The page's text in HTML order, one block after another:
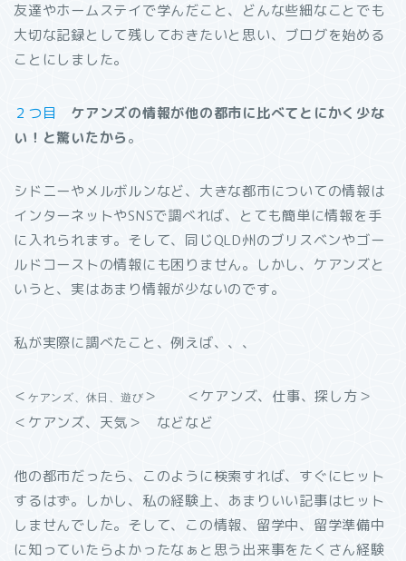
友達やホームステイで学んだこと、どんな些細なことでも
大切な記録として残しておきたいと思い、ブログを始める
ことにしました。
２つ目
ケアンズの情報が他の都市に比べてとにかく少な
い！と驚いたから。
シドニーやメルボルンなど、大きな都市についての情報は
インターネットやSNSで調べれば、とても簡単に情報を手
に入れられます。そして、同じQLD州のブリスベンやゴー
ルドコーストの情報にも困りません。しかし、ケアンズと
いうと、実はあまり情報が少ないのです。
私が実際に調べたこと、例えば、、、
＜ ケアンズ、休日、遊び ＞ ＜ケアンズ、仕事、探し方＞
＜ケアンズ、天気＞ などなど
他の都市だったら、このように検索すれば、すぐにヒット
するはず。しかし、私の経験上、あまりいい記事はヒット
しませんでした。そして、この情報、留学中、留学準備中
に知っていたらよかったなぁと思う出来事をたくさん経験